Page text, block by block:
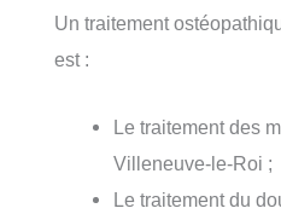
Un traitement
est :
Le traitement des
Villeneuve-le-Roi ;
Le traitement du